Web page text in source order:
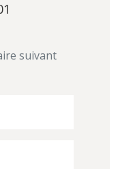
suivant